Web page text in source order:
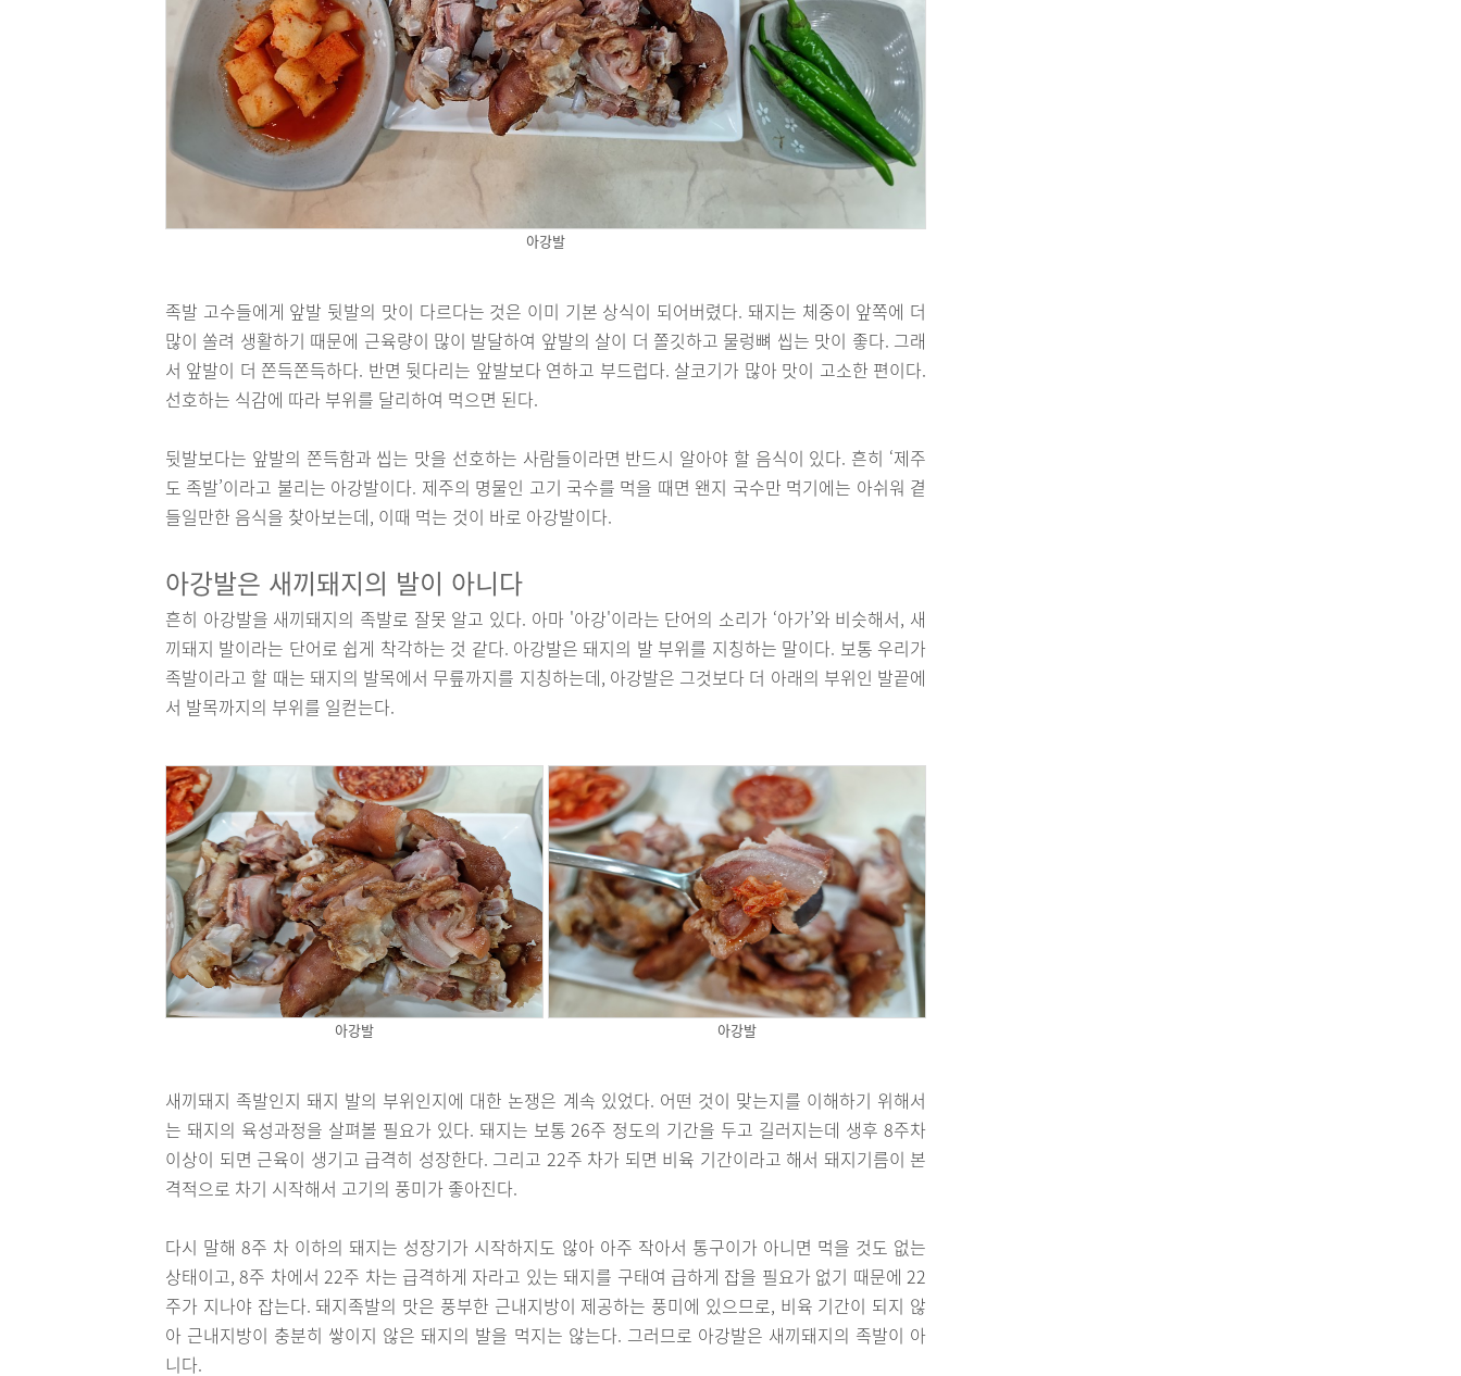
아강발
족발 고수들에게 앞발 뒷발의 맛이 다르다는 것은 이미 기본 상식이 되어버렸다. 돼지는 체중이 앞쪽에 더
많이 쏠려 생활하기 때문에 근육량이 많이 발달하여 앞발의 살이 더 쫄깃하고 물렁뼈 씹는 맛이 좋다. 그래
서 앞발이 더 쫀득쫀득하다. 반면 뒷다리는 앞발보다 연하고 부드럽다. 살코기가 많아 맛이 고소한 편이다.
선호하는 식감에 따라 부위를 달리하여 먹으면 된다.
뒷발보다는 앞발의 쫀득함과 씹는 맛을 선호하는 사람들이라면 반드시 알아야 할 음식이 있다. 흔히 ‘제주
도 족발’이라고 불리는 아강발이다. 제주의 명물인 고기 국수를 먹을 때면 왠지 국수만 먹기에는 아쉬워 곁
들일만한 음식을 찾아보는데, 이때 먹는 것이 바로 아강발이다.
아강발은 새끼돼지의 발이 아니다
흔히 아강발을 새끼돼지의 족발로 잘못 알고 있다. 아마 '아강'이라는 단어의 소리가 ‘아가’와 비슷해서, 새
끼돼지 발이라는 단어로 쉽게 착각하는 것 같다. 아강발은 돼지의 발 부위를 지칭하는 말이다. 보통 우리가
족발이라고 할 때는 돼지의 발목에서 무릎까지를 지칭하는데, 아강발은 그것보다 더 아래의 부위인 발끝에
서 발목까지의 부위를 일컫는다.
아강발 아강발
새끼돼지 족발인지 돼지 발의 부위인지에 대한 논쟁은 계속 있었다. 어떤 것이 맞는지를 이해하기 위해서
는 돼지의 육성과정을 살펴볼 필요가 있다. 돼지는 보통 26주 정도의 기간을 두고 길러지는데 생후 8주차
이상이 되면 근육이 생기고 급격히 성장한다. 그리고 22주 차가 되면 비육 기간이라고 해서 돼지기름이 본
격적으로 차기 시작해서 고기의 풍미가 좋아진다.
다시 말해 8주 차 이하의 돼지는 성장기가 시작하지도 않아 아주 작아서 통구이가 아니면 먹을 것도 없는
상태이고, 8주 차에서 22주 차는 급격하게 자라고 있는 돼지를 구태여 급하게 잡을 필요가 없기 때문에 22
주가 지나야 잡는다. 돼지족발의 맛은 풍부한 근내지방이 제공하는 풍미에 있으므로, 비육 기간이 되지 않
아 근내지방이 충분히 쌓이지 않은 돼지의 발을 먹지는 않는다. 그러므로 아강발은 새끼돼지의 족발이 아
니다.